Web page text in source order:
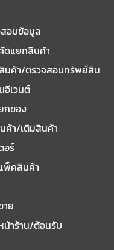
อบข้อมูล
ดแยกสินค้า
นค้า/ตรวจสอบทรัพย์สิน
อีเวนต์
กของ
ค้า/เติมสินค้า
อร์
พ็คสินค้า
าย
น้าร้าน/ต้อนรับ